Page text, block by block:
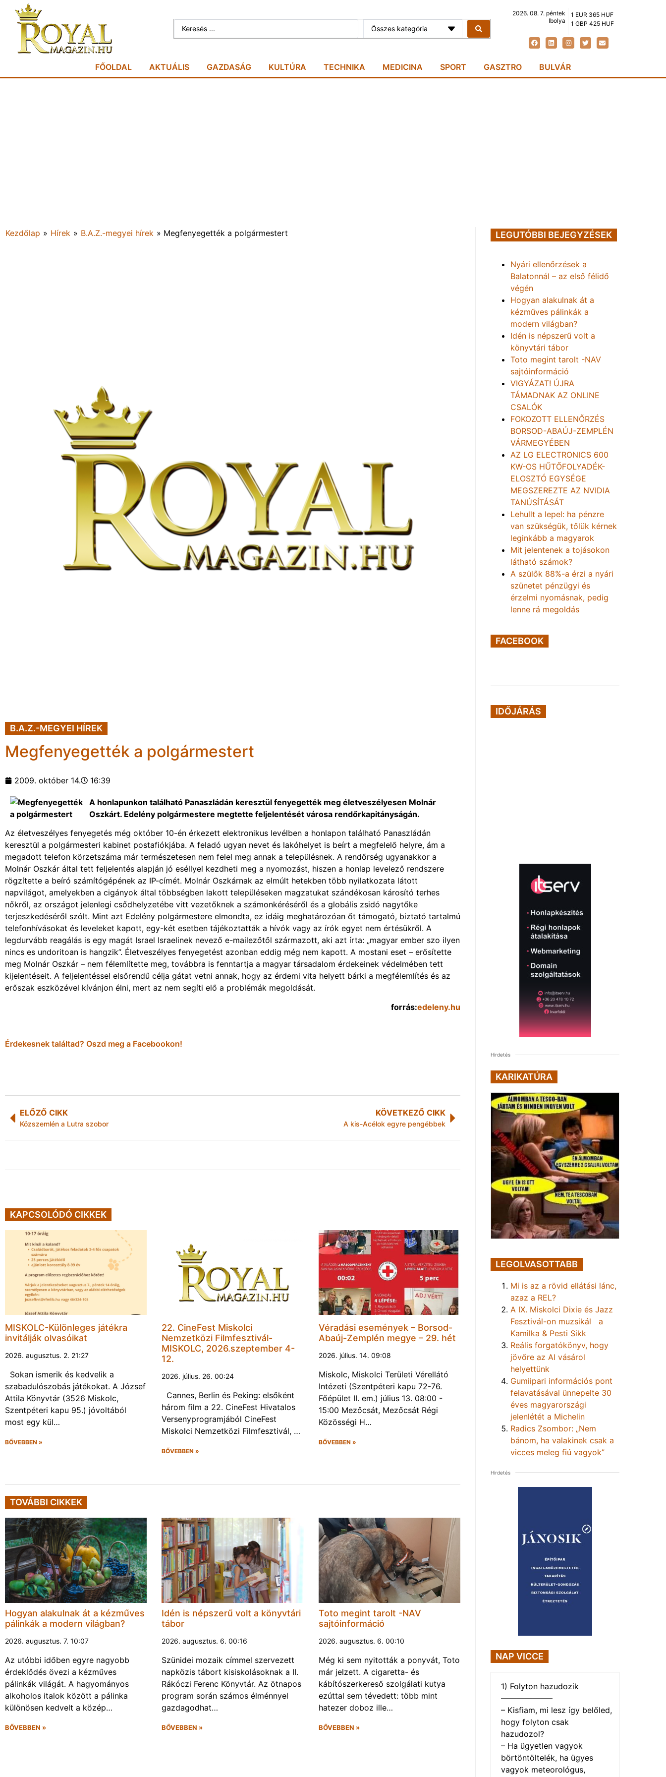
Összes kategória
2026. 08. 7. péntek
Ibolya
1 EUR 365 HUF
1 GBP 425 HUF
FŐOLDAL AKTUÁLIS GAZDASÁG KULTÚRA TECHNIKA MEDICINA SPORT GASZTRO BULVÁR
Kezdőlap » Hírek » B.A.Z.-megyei hírek » Megfenyegették a polgármestert
B.A.Z.-MEGYEI HÍREK
Megfenyegették a polgármestert
2009. október 14. 16:39
A honlapunkon található Panaszládán keresztül fenyegették meg életveszélyesen Molnár
Oszkárt. Edelény polgármestere megtette feljelentését városa rendőrkapitányságán.
Az életveszélyes fenyegetés még október 10-én érkezett elektronikus levélben a honlapon található Panaszládán
keresztül a polgármesteri kabinet postafiókjába. A feladó ugyan nevet és lakóhelyet is beírt a megfelelő helyre, ám a
megadott telefon körzetszáma már természetesen nem felel meg annak a településnek. A rendőrség ugyanakkor a
Molnár Oszkár által tett feljelentés alapján jó eséllyel kezdheti meg a nyomozást, hiszen a honlap levelező rendszere
rögzítette a beíró számítógépének az IP-címét. Molnár Oszkárnak az elmúlt hetekben több nyilatkozata látott
napvilágot, amelyekben a cigányok által többségben lakott településeken magzatukat szándékosan károsító terhes
nőkről, az országot jelenlegi csődhelyzetébe vitt vezetőknek a számonkéréséről és a globális zsidó nagytőke
terjeszkedéséről szólt. Mint azt Edelény polgármestere elmondta, ez idáig meghatározóan őt támogató, biztató tartalmú
telefonhívásokat és leveleket kapott, egy-két esetben tájékoztatták a hívók vagy az írók egyet nem értésükről. A
legdurvább reagálás is egy magát Israel Israelinek nevező e-mailezőtől származott, aki azt írta: „magyar ember szo ilyen
nincs es undoritoan is hangzik”. Életveszélyes fenyegetést azonban eddig még nem kapott. A mostani eset – erősítette
meg Molnár Oszkár – nem félemlítette meg, továbbra is fenntartja a magyar társadalom érdekeinek védelmében tett
kijelentéseit. A feljelentéssel elsőrendű célja gátat vetni annak, hogy az érdemi vita helyett bárki a megfélemlítés és az
erőszak eszközével kívánjon élni, mert az nem segíti elő a problémák megoldását.
forrás:edeleny.hu
Érdekesnek találtad? Oszd meg a Facebookon!
ELŐZŐ CIKK
Közszemlén a Lutra szobor
KÖVETKEZŐ CIKK
A kis-Acélok egyre pengébbek
KAPCSOLÓDÓ CIKKEK
MISKOLC-Különleges játékra
invitálják olvasóikat
2026. augusztus. 2. 21:27
Sokan ismerik és kedvelik a
szabadulószobás játékokat. A József
Attila Könyvtár (3526 Miskolc,
Szentpéteri kapu 95.) jóvoltából
most egy kül…
BŐVEBBEN »
22. CineFest Miskolci
Nemzetközi Filmfesztivál-
MISKOLC, 2026.szeptember 4-
12.
2026. július. 26. 00:24
Cannes, Berlin és Peking: elsőként
három film a 22. CineFest Hivatalos
Versenyprogramjából CineFest
Miskolci Nemzetközi Filmfesztivál, …
BŐVEBBEN »
Véradási események – Borsod-
Abaúj-Zemplén megye – 29. hét
2026. július. 14. 09:08
Miskolc, Miskolci Területi Vérellátó
Intézeti (Szentpéteri kapu 72-76.
Főépület II. em.) július 13. 08:00 -
15:00 Mezőcsát, Mezőcsát Régi
Közösségi H…
BŐVEBBEN »
TOVÁBBI CIKKEK
Hogyan alakulnak át a kézműves
pálinkák a modern világban?
2026. augusztus. 7. 10:07
Az utóbbi időben egyre nagyobb
érdeklődés övezi a kézműves
pálinkák világát. A hagyományos
alkoholos italok között a pálinka
különösen kedvelt a közép…
BŐVEBBEN »
Idén is népszerű volt a könyvtári
tábor
2026. augusztus. 6. 00:16
Szünidei mozaik címmel szervezett
napközis tábort kisiskolásoknak a II.
Rákóczi Ferenc Könyvtár. Az ötnapos
program során számos élménnyel
gazdagodhat…
BŐVEBBEN »
Toto megint tarolt -NAV
sajtóinformáció
2026. augusztus. 6. 00:10
Még ki sem nyitották a ponyvát, Toto
már jelzett. A cigaretta- és
kábítószerkereső szolgálati kutya
ezúttal sem tévedett: több mint
hatezer doboz ille…
BŐVEBBEN »
LEGUTÓBBI BEJEGYZÉSEK
Nyári ellenőrzések a
Balatonnál – az első félidő
végén
Hogyan alakulnak át a
kézműves pálinkák a
modern világban?
Idén is népszerű volt a
könyvtári tábor
Toto megint tarolt -NAV
sajtóinformáció
VIGYÁZAT! ÚJRA
TÁMADNAK AZ ONLINE
CSALÓK
FOKOZOTT ELLENŐRZÉS
BORSOD-ABAÚJ-ZEMPLÉN
VÁRMEGYÉBEN
AZ LG ELECTRONICS 600
KW-OS HŰTŐFOLYADÉK-
ELOSZTÓ EGYSÉGE
MEGSZEREZTE AZ NVIDIA
TANÚSÍTÁSÁT
Lehullt a lepel: ha pénzre
van szükségük, tőlük kérnek
leginkább a magyarok
Mit jelentenek a tojásokon
látható számok?
A szülők 88%-a érzi a nyári
szünetet pénzügyi és
érzelmi nyomásnak, pedig
lenne rá megoldás
FACEBOOK
IDŐJÁRÁS
Hirdetés
KARIKATÚRA
LEGOLVASOTTABB
Mi is az a rövid ellátási lánc,
azaz a REL?
A IX. Miskolci Dixie és Jazz
Fesztivál-on muzsikál a
Kamilka & Pesti Sikk
Reális forgatókönyv, hogy
jövőre az AI vásárol
helyettünk
Gumiipari információs pont
felavatásával ünnepelte 30
éves magyarországi
jelenlétét a Michelin
Radics Zsombor: „Nem
bánom, ha valakinek csak a
vicces meleg fiú vagyok”
Hirdetés
NAP VICCE
1) Folyton hazudozik
——————–
– Kisfiam, mi lesz így belőled,
hogy folyton csak
hazudozol?
– Ha ügyetlen vagyok
börtöntöltelék, ha ügyes
vagyok meteorológus,